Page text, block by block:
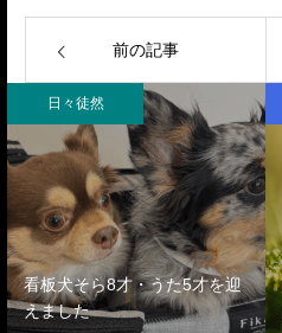
前の記事
日々徒然
看板犬そら8才・うた5才を迎
えました